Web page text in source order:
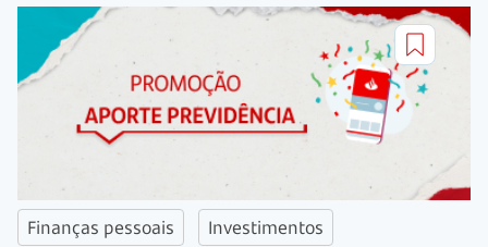
Finanças pessoais Investimentos